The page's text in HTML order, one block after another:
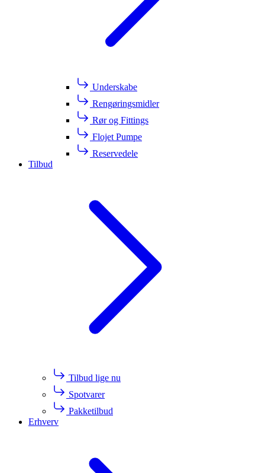
Underskabe
Rengøringsmidler
Rør og Fittings
Flojet Pumpe
Reservedele
Tilbud
Tilbud lige nu
Spotvarer
Pakketilbud
Erhverv